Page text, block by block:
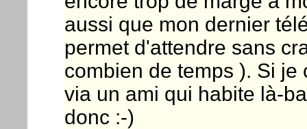
aussi que mon dernier
permet d'attendre sans
combien de temps ). Si
via un ami qui habite là-
donc :-)